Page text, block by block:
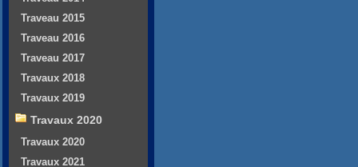
Traveau 2015
Traveau 2016
Traveau 2017
Travaux 2018
Travaux 2019
Travaux 2020
Travaux 2020
Travaux 2021